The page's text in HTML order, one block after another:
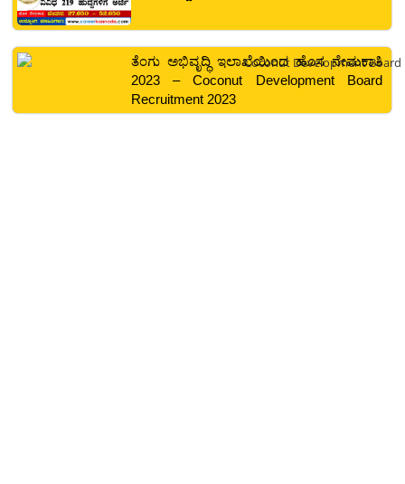
ತೆಂಗು ಅಭಿವೃದ್ಧಿ ಇಲಾಖೆಯಿಂದ ಹೊಸ ನೇಮಕಾತಿ
2023 – Coconut Development Board
Recruitment 2023